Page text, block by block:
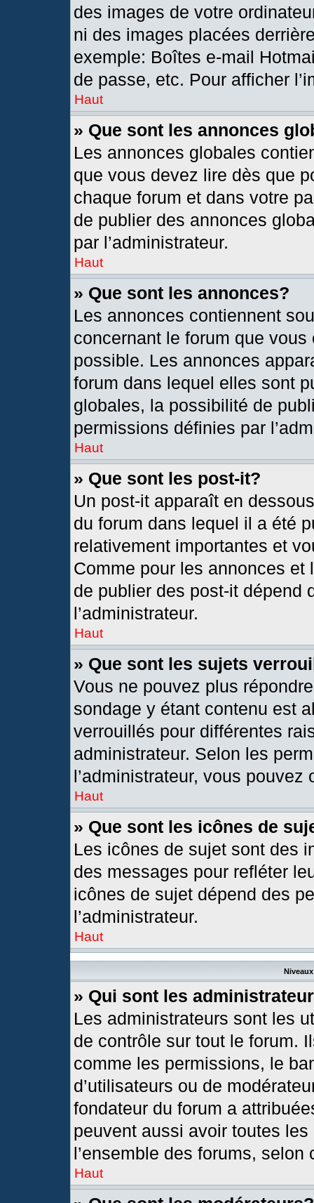
des images de votre
ni des images placées
exemple: Boîtes e-mail
de passe, etc. Pour afficher
Haut
» Que sont les annonces
Les annonces globales
que vous devez lire dès que
chaque forum et dans votre
de publier des annonces
par l’administrateur.
Haut
» Que sont les annonces?
Les annonces contiennent
concernant le forum que
possible. Les annonces
forum dans lequel elles sont
globales, la possibilité de
permissions définies par
Haut
» Que sont les post-it?
Un post-it apparaît en
du forum dans lequel il a été
relativement importantes et
Comme pour les annonces
de publier des post-it dépend
l’administrateur.
Haut
» Que sont les sujets
Vous ne pouvez plus
sondage y étant contenu est
verrouillés pour différentes
administrateur. Selon les
l’administrateur, vous
Haut
» Que sont les icônes de
Les icônes de sujet sont des
des messages pour refléter
icônes de sujet dépend des
l’administrateur.
Haut
» Qui sont les
Les administrateurs sont les
de contrôle sur tout le forum.
comme les permissions, le
d’utilisateurs ou de
fondateur du forum a
peuvent aussi avoir toutes
l’ensemble des forums,
Haut